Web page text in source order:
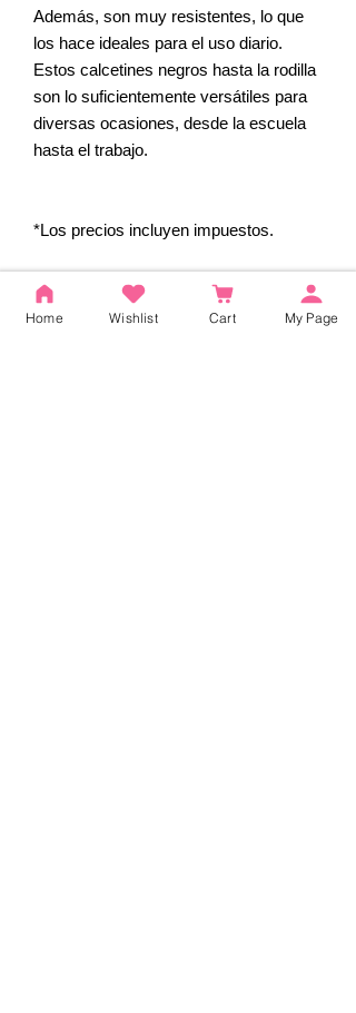
Además, son muy resistentes, lo que
los hace ideales para el uso diario.
Estos calcetines negros hasta la rodilla
son lo suficientemente versátiles para
diversas ocasiones, desde la escuela
hasta el trabajo.
*Los precios incluyen impuestos.
Reseñas
Home Wishlist Cart My Page